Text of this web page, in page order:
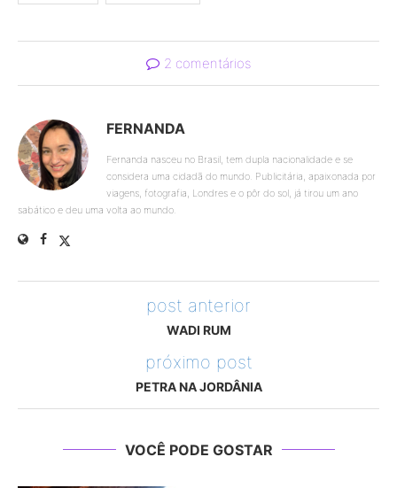
2 comentários
FERNANDA
Fernanda nasceu no Brasil, tem dupla nacionalidade e se
considera uma cidadã do mundo. Publicitária, apaixonada por
viagens, fotografia, Londres e o pôr do sol, já tirou um ano
sabático e deu uma volta ao mundo.
post anterior
WADI RUM
próximo post
PETRA NA JORDÂNIA
VOCÊ PODE GOSTAR